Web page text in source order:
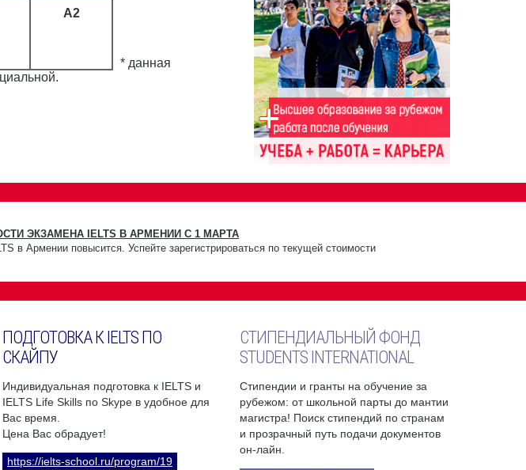
A2
* данная
ЭКЗАМЕНА IELTS В АРМЕНИИ С 1 МАРТА
в Армении повысится. Успейте зарегистрироваться по текущей стоимости
ПОДГОТОВКА К IELTS ПО
СКАЙПУ
Индивидуальная подготовка к IELTS и
IELTS Life Skills по Skype в удобное для
Вас время.
Цена Вас обрадует!
https://ielts-school.ru/program/19
СТИПЕНДИАЛЬНЫЙ ФОНД
STUDENTS INTERNATIONAL
Стипендии и гранты на обучение за
рубежом: от школьной парты до мантии
магистра! Поиск стипендий по странам
и прозрачный путь подачи документов
он-лайн.